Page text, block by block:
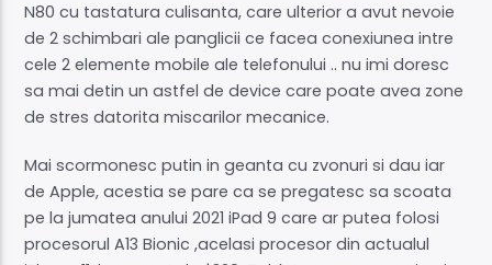
N80 cu tastatura culisanta, care ulterior a avut nevoie
de 2 schimbari ale panglicii ce facea conexiunea intre
cele 2 elemente mobile ale telefonului .. nu imi doresc
sa mai detin un astfel de device care poate avea zone
de stres datorita miscarilor mecanice.
Mai scormonesc putin in geanta cu zvonuri si dau iar
de Apple, acestia se pare ca se pregatesc sa scoata
pe la jumatea anului 2021 iPad 9 care ar putea folosi
procesorul A13 Bionic ,acelasi procesor din actualul